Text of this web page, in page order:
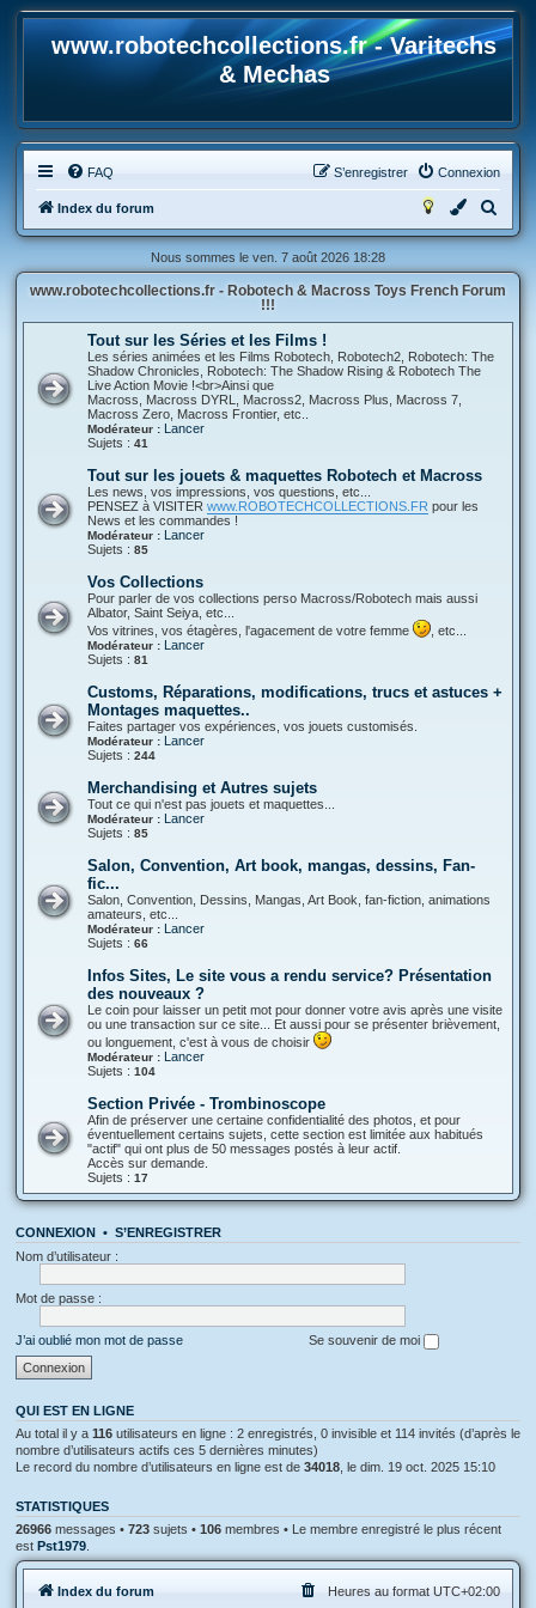
www.robotechcollections.fr - Varitechs
& Mechas
FAQ Connexion
S’enregistrer
Index du forum
e
h
e
Nous sommes le ven. 7 août 2026 18:28
www.robotechcollections.fr - Robotech & Macross Toys French Forum
!!!
Tout sur les Séries et les Films !
Les séries animées et les Films Robotech, Robotech2, Robotech: The
Shadow Chronicles, Robotech: The Shadow Rising & Robotech The
Live Action Movie !<br>Ainsi que
Macross, Macross DYRL, Macross2, Macross Plus, Macross 7,
Macross Zero, Macross Frontier, etc..
Modérateur : Lancer
Sujets : 41
Tout sur les jouets & maquettes Robotech et Macross
Les news, vos impressions, vos questions, etc...
PENSEZ à VISITER www.ROBOTECHCOLLECTIONS.FR pour les
News et les commandes !
Modérateur : Lancer
Sujets : 85
Vos Collections
Pour parler de vos collections perso Macross/Robotech mais aussi
Albator, Saint Seiya, etc...
Vos vitrines, vos étagères, l'agacement de votre femme
, etc...
Modérateur : Lancer
Sujets : 81
Customs, Réparations, modifications, trucs et astuces +
Montages maquettes..
Faites partager vos expériences, vos jouets customisés.
Modérateur : Lancer
Sujets : 244
Merchandising et Autres sujets
Tout ce qui n'est pas jouets et maquettes...
Modérateur : Lancer
Sujets : 85
Salon, Convention, Art book, mangas, dessins, Fan-
fic...
Salon, Convention, Dessins, Mangas, Art Book, fan-fiction, animations
amateurs, etc...
Modérateur : Lancer
Sujets : 66
Infos Sites, Le site vous a rendu service? Présentation
des nouveaux ?
Le coin pour laisser un petit mot pour donner votre avis après une visite
ou une transaction sur ce site... Et aussi pour se présenter brièvement,
ou longuement, c'est à vous de choisir
Modérateur : Lancer
Sujets : 104
Section Privée - Trombinoscope
Afin de préserver une certaine confidentialité des photos, et pour
éventuellement certains sujets, cette section est limitée aux habitués
"actif" qui ont plus de 50 messages postés à leur actif.
Accès sur demande.
Sujets : 17
CONNEXION • S’ENREGISTRER
Nom d’utilisateur :
Mot de passe :
J’ai oublié mon mot de passe Se souvenir de moi
QUI EST EN LIGNE
Au total il y a 116 utilisateurs en ligne : 2 enregistrés, 0 invisible et 114 invités (d’après le
nombre d’utilisateurs actifs ces 5 dernières minutes)
Le record du nombre d’utilisateurs en ligne est de 34018 , le dim. 19 oct. 2025 15:10
STATISTIQUES
26966 messages • 723 sujets • 106 membres • Le membre enregistré le plus récent
est Pst1979
Index du forum Heures au format UTC+02:00